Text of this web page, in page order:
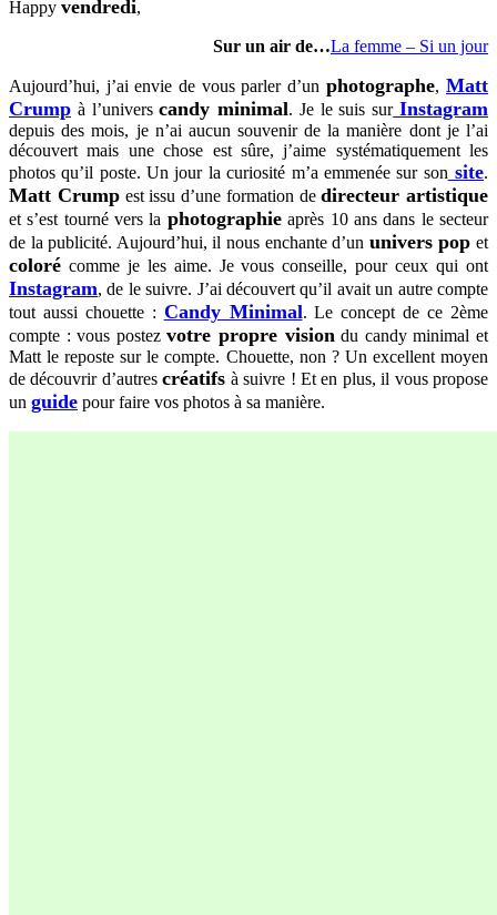
Happy vendredi,
Sur un air de…La femme – Si un jour
Aujourd’hui, j’ai envie de vous parler d’un photographe, Matt
Crump à l’universcandy minimal. Je le suis sur Instagram
depuis des mois, je n’ai aucun souvenir de la manière dont je l’ai
découvert mais une chose est sûre, j’aime systématiquement les
photos qu’il poste. Un jour la curiosité m’a emmenée sur son site.
Matt Crumpest issu d’une formation dedirecteur artistique
et s’est tourné vers la photographieaprès 10 ans dans le secteur
de la publicité. Aujourd’hui, il nous enchante d’un univers pop et
coloré comme je les aime. Je vous conseille, pour ceux qui ont
Instagram, de le suivre. J’ai découvert qu’il avait un autre compte
tout aussi chouette : Candy Minimal. Le concept de ce 2ème
compte : vous postezvotre propre vision du candy minimal et
Matt le reposte sur le compte. Chouette, non ? Un excellent moyen
de découvrir d’autrescréatifs à suivre ! Et en plus, il vous propose
un guide pour faire vos photos à sa manière.